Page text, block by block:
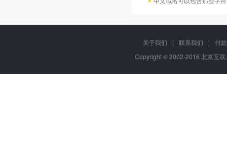
关于我们 | 联系我们 |
付
Copyright © 2002-2016 北京互